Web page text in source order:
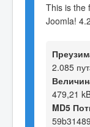
This is the
Joomla!
2.085
479,21
MD5